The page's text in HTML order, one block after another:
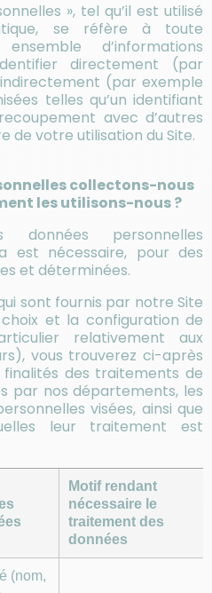
», tel qu’il est utilisé
se réfère à toute
d’informations
directement (par
(par exemple
telles qu’un identifiant
avec d’autres
de votre utilisation du Site.
collectons-nous
les utilisons-nous ?
personnelles
est nécessaire, pour des
et déterminées.
sont fournis par notre Site
et la configuration de
relativement aux
vous trouverez ci-après
finalités des traitements de
par nos départements, les
visées, ainsi que
leur traitement est
Motif rendant
nécessaire le
traitement des
données
(nom,